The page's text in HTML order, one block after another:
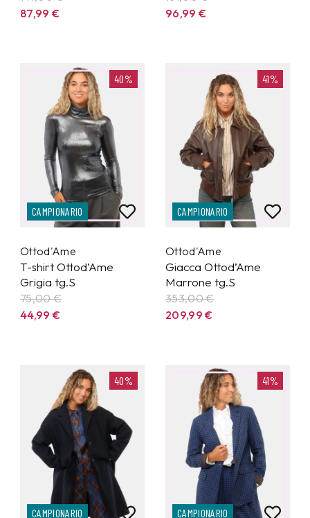
87,99€
96,99€
40%
CAMPIONARIO
Ottod'Ame
T-shirt Ottod’Ame
Grigia tg.S
75,00 €
44,99€
41%
CAMPIONARIO
Ottod'Ame
Giacca Ottod’Ame
Marrone tg.S
353,00 €
209,99€
40%
CAMPIONARIO
41%
CAMPIONARIO